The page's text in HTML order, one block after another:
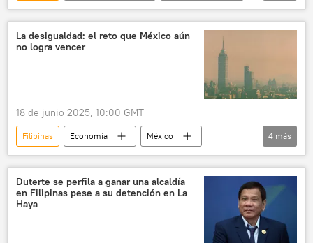
sociedad
seguridad terremoto
La desigualdad: el reto que México aún
no logra vencer
18 de junio 2025, 10:00 GMT
Filipinas Economía
México
desigualdad
desigualdad social
Chile
sociedad
4 más
Duterte se perfila a ganar una alcaldía
en Filipinas pese a su detención en La
Haya